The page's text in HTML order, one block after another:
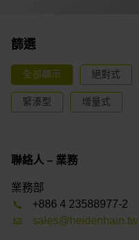
篩選
全部顯示 絕對式
緊湊型 增量式
聯絡人 – 業務
業務部
+886 4 23588977-2
sales@heidenhain.tw